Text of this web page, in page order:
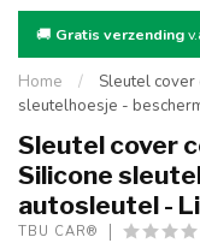
🚚 Gratis verzending
Home /
Sleutel cover
sleutelhoesje -
Sleutel cover
Silicone
autosleutel -
TBU CAR®